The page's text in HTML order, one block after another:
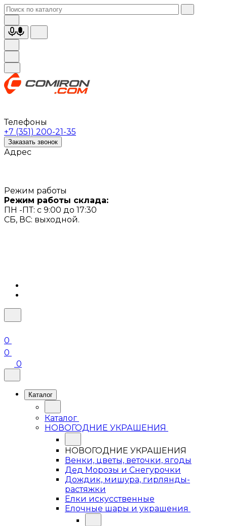
Телефоны
+7 (351) 200-21-35
Заказать звонок
Адрес
Режим работы
Режим работы склада:
ПН -ПТ: с 9:00 до 17:30
СБ, ВС: выходной.
0
0
0
Каталог
Каталог
НОВОГОДНИЕ УКРАШЕНИЯ
НОВОГОДНИЕ УКРАШЕНИЯ
Венки, цветы, веточки, ягоды
Дед Морозы и Снегурочки
Дождик, мишура, гирлянды-
растяжки
Елки искусственные
Елочные шары и украшения